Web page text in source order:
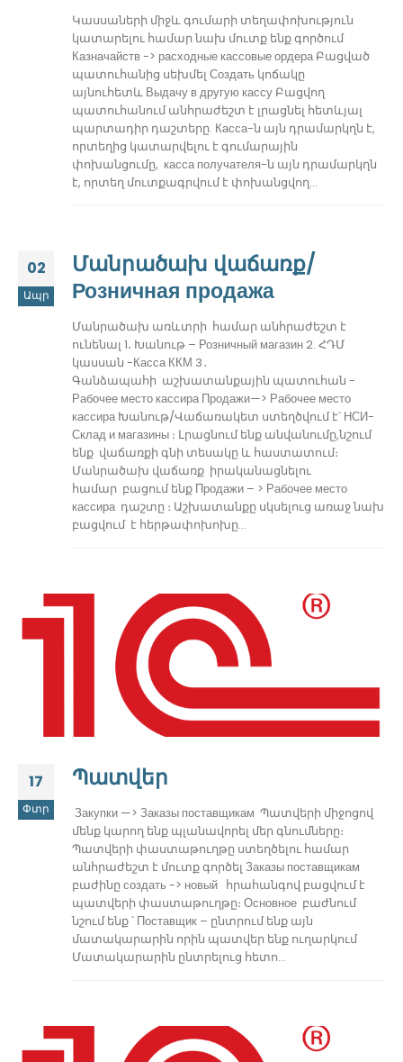
Կասսաների միջև գումարի տեղափոխություն
կատարելու համար նախ մուտք ենք գործում
Казначайств -> расходные кассовые ордера Բացված
պատուհանից սեխմել Создать կոճակը
այնուհետև Выдачу в другую кассу Բացվող
պատուհանում անհրաժեշտ է լրացնել հետևյալ
պարտադիր դաշտերը. Касса-ն այն դրամարկղն է,
որտեղից կատարվելու է գումարային
փոխանցումը, касса получателя-ն այն դրամարկղն
է, որտեղ մուտքագրվում է փոխանցվող...
02
Ապր
Մանրածախ վաճառք/
Розничная продажа
Մանրածախ առևտրի համար անհրաժեշտ է
ունենալ 1․ Խանութ – Розничный магазин 2. ՀԴՄ
կասսան -Касса ККМ 3․
Գանձապահի աշխատանքային պատուհան -
Рабочее место кассира Продажи—> Рабочее место
кассира Խանութ/Վաճառակետ ստեղծվում է՝ НСИ-
Склад и магазины ։ Լրացնում ենք անվանումը,նշում
ենք վաճառքի գնի տեսակը և հաստատում։
Մանրածախ վաճառք իրականացնելու
համար բացում ենք Продажи – > Рабочее место
кассира դաշտը ։ Աշխատանքը սկսելուց առաջ նախ
բացվում է հերթափոխոխը...
17
Փտր
Պատվեր
Закупки —> Заказы поставщикам Պատվերի միջոցով
մենք կարող ենք պլանավորել մեր գնումները։
Պատվերի փաստաթուղթը ստեղծելու համար
անհրաժեշտ է մուտք գործել Заказы поставщикам
բաժինը создать -> новый հրահանգով բացվում է
պատվերի փաստաթուղթը։ Основное բաժնում
նշում ենք ՝ Поставщик – ընտրում ենք այն
մատակարարին որին պատվեր ենք ուղարկում
Մատակարարին ընտրելուց հետո...